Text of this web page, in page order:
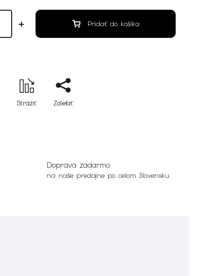
Pridať do košíka
Strážiť Zdieľať
Doprava zadarmo
na naše predajne po celom Slovensku